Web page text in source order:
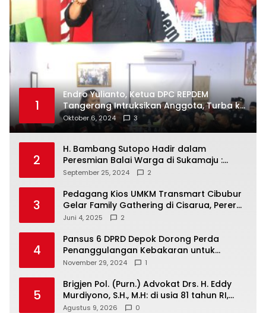
1
Endro Yulianto, Ketua DPC REPDEM
Tangerang Intruksikan Anggota, Turba ke
Masyarakat Dan Jalani Apa Yang di
Putuskan RAKERCABSUS
Oktober 6, 2024 3
2
H. Bambang Sutopo Hadir dalam
Peresmian Balai Warga di Sukamaju :
Wadah Baru untuk Kolaborasi dan
September 25, 2024 2
3
Pedagang Kios UMKM Transmart Cibubur
Gelar Family Gathering di Cisarua, Pererat
Silaturahmi dan Kekompakan
Juni 4, 2025 2
4
Pansus 6 DPRD Depok Dorong Perda
Penanggulangan Kebakaran untuk
Keselamatan Warga
November 29, 2024 1
5
Brigjen Pol. (Purn.) Advokat Drs. H. Eddy
Murdiyono, S.H., M.H: di usia 81 tahun RI,
tegakkan supremasi hukum dan keadilan
Agustus 9, 2026 0